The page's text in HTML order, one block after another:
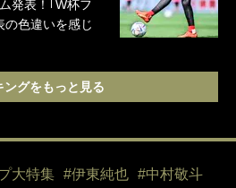
発表！｢W杯フ
の色違いを感じ
ングをもっと見る
大特集 #伊東純也
#中村敬斗